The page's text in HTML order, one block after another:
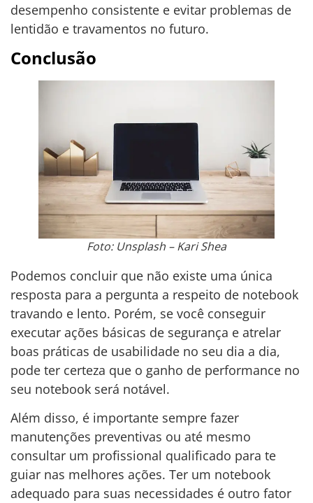
desempenho consistente e evitar problemas de
lentidão e travamentos no futuro.
Conclusão
Foto: Unsplash – Kari Shea
Podemos concluir que não existe uma única
resposta para a pergunta a respeito de notebook
travando e lento. Porém, se você conseguir
executar ações básicas de segurança e atrelar
boas práticas de usabilidade no seu dia a dia,
pode ter certeza que o ganho de performance no
seu notebook será notável.
Além disso, é importante sempre fazer
manutenções preventivas ou até mesmo
consultar um profissional qualificado para te
guiar nas melhores ações. Ter um notebook
adequado para suas necessidades é outro fator